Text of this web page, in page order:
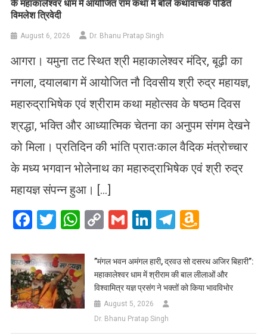
के महाकालेश्वर धाम में आयोजित राम कथा में बोले कथावाचक पंडित
विमलेश त्रिवेदी
August 6, 2026 Dr. Bhanu Pratap Singh
आगरा। यमुना तट स्थित श्री महाकालेश्वर मंदिर, बूढ़ी का
नगला, दयालबाग में आयोजित नौ दिवसीय श्री रुद्र महायज्ञ,
महारुद्राभिषेक एवं श्रीराम कथा महोत्सव के षष्ठम दिवस
श्रद्धा, भक्ति और आध्यात्मिक चेतना का अनुपम संगम देखने
को मिला। प्रतिदिन की भांति प्रातःकाल वैदिक मंत्रोच्चार
के मध्य भगवान भोलेनाथ का महारुद्राभिषेक एवं श्री रुद्र
महायज्ञ संपन्न हुआ। […]
Facebook
Twitter
WhatsApp
CopyGmailLinkedIn
Telegram
List
​”मंगल भवन अमंगल हारी, द्रवउ सो दसरथ अजिर बिहारी”:
महाकालेश्वर धाम में श्रीराम की बाल लीलाओं और
विश्वामित्र यज्ञ प्रसंग ने भक्तों को किया भावविभोर
August 5, 2026
Dr. Bhanu Pratap Singh